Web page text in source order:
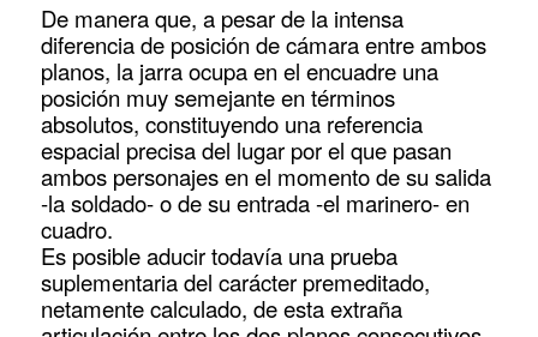
De manera que, a pesar de la intensa
diferencia de posición de cámara entre ambos
planos, la jarra ocupa en el encuadre una
posición muy semejante en términos
absolutos, constituyendo una referencia
espacial precisa del lugar por el que pasan
ambos personajes en el momento de su salida
-la soldado- o de su entrada -el marinero- en
cuadro.
Es posible aducir todavía una prueba
suplementaria del carácter premeditado,
netamente calculado, de esta extraña